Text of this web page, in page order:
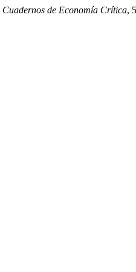
Cuadernos de Economía Crítica,